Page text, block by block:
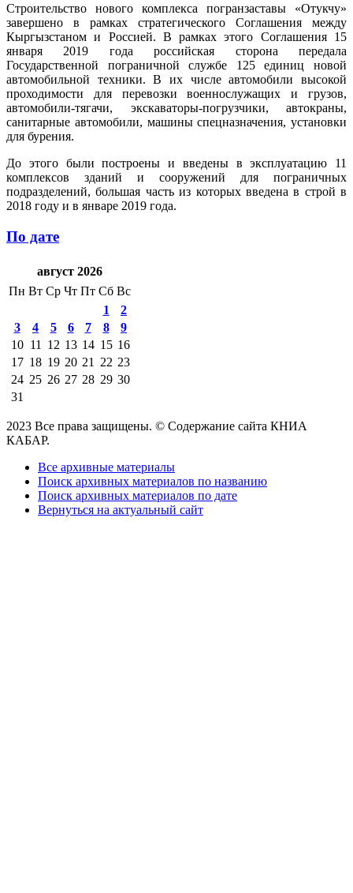
Строительство нового комплекса погранзаставы «Отукчу»
завершено в рамках стратегического Соглашения между
Кыргызстаном и Россией. В рамках этого Соглашения 15
января 2019 года российская сторона передала
Государственной пограничной службе 125 единиц новой
автомобильной техники. В их числе автомобили высокой
проходимости для перевозки военнослужащих и грузов,
автомобили-тягачи, экскаваторы-погрузчики, автокраны,
санитарные автомобили, машины спецназначения, установки
для бурения.
До этого были построены и введены в эксплуатацию 11
комплексов зданий и сооружений для пограничных
подразделений, большая часть из которых введена в строй в
2018 году и в январе 2019 года.
По дате
август 2026
Пн Вт Ср Чт Пт Сб Вс
1
2
3
4 5 6 7 8
9
10 11 12 13 14 15 16
17 18 19 20 21 22 23
24 25 26 27 28 29 30
31
2023 Все права защищены. © Содержание сайта КНИА
КАБАР.
Все архивные материалы
Поиск архивных материалов по названию
Поиск архивных материалов по дате
Вернуться на актуальный сайт